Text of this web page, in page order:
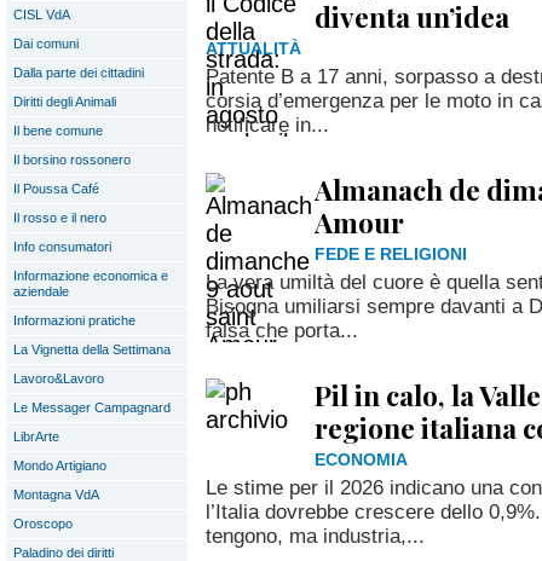
CISL VdA
Dai comuni
Dalla parte dei cittadini
Diritti degli Animali
Il bene comune
Il borsino rossonero
Il Poussa Café
Il rosso e il nero
Info consumatori
Informazione economica e
aziendale
Informazioni pratiche
La Vignetta della Settimana
Lavoro&Lavoro
Le Messager Campagnard
LibrArte
Mondo Artigiano
Montagna VdA
Oroscopo
Paladino dei diritti
diventa un’idea
ATTUALITÀ
Patente B a 17 anni, sorpasso a
corsia d’emergenza per le moto in
notificare in...
Almanach de
Amour
FEDE E RELIGIONI
La vera umiltà del cuore è quella
Bisogna umiliarsi sempre davanti a
falsa che porta...
Pil in calo, la
regione italiana
ECONOMIA
Le stime per il 2026 indicano una
l’Italia dovrebbe crescere dello
tengono, ma industria,...